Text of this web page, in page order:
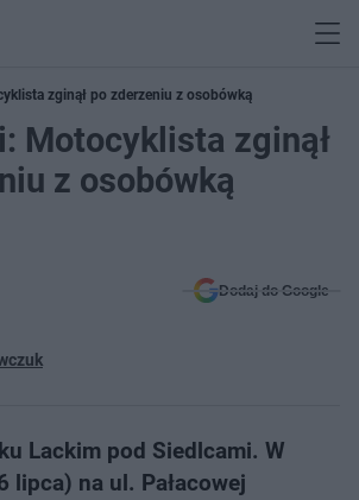
Motocyklista zginął po zderzeniu z osobówką
Motocyklista zginął
z osobówką
Dodaj do Google
Lackim pod Siedlcami. W
lipca) na ul. Pałacowej